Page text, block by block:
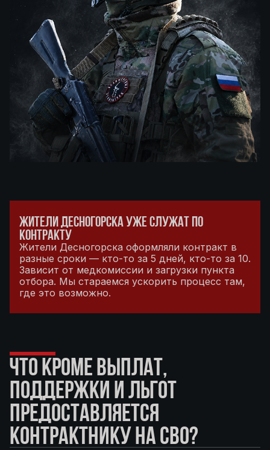
ЖИТЕЛИ ДЕСНОГОРСКА УЖЕ СЛУЖАТ ПО
КОНТРАКТУ
Жители Десногорска оформляли контракт в
разные сроки — кто-то за 5 дней, кто-то за 10.
Зависит от медкомиссии и загрузки пункта
отбора. Мы стараемся ускорить процесс там,
где это возможно.
ЧТО КРОМЕ ВЫПЛАТ,
ПОДДЕРЖКИ И ЛЬГОТ
ПРЕДОСТАВЛЯЕТСЯ
КОНТРАКТНИКУ НА СВО?